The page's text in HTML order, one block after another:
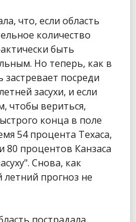
что, если область
количество
быть
Но теперь, как в
посреди
засухи, и если
чтобы вериться,
конца в поле
54 процента Техаса,
80 процентов Канзаса
Снова, как
летний прогноз не